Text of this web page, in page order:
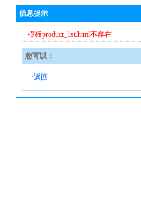
信息提示
·模板product_list.html不存在
您可以：
·返回